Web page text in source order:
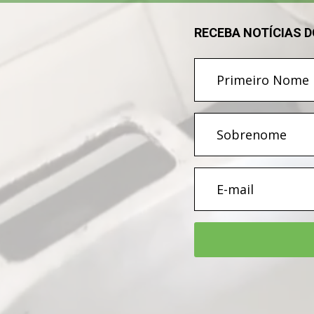
RECEBA NOTÍCIAS